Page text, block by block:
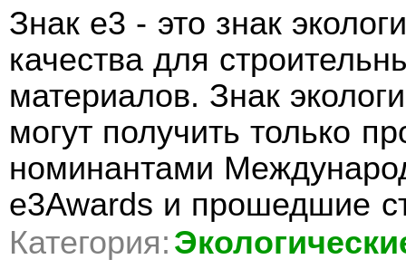
Знак e3 - это знак
качества для
материалов. Знак
могут получить только
номинантами
e3Awards и прошедшие
Категория: